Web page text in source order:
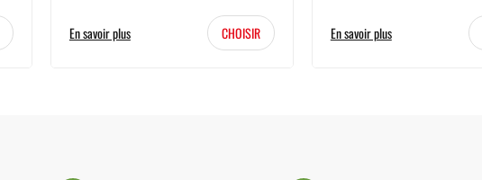
En savoir plus CHOISIR En savoir plus